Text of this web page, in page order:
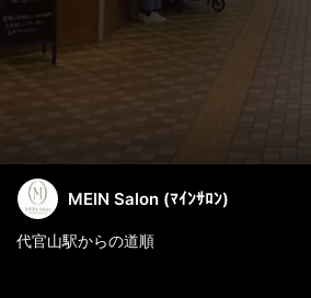
MEIN Salon (ﾏｲﾝｻﾛﾝ)
代官山駅からの道順